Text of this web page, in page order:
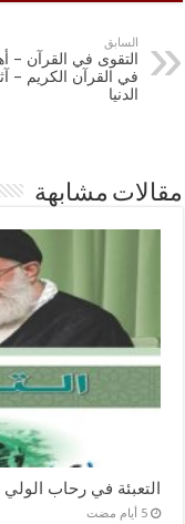
السابق
التقوى في القرآن –
في القرآن الكريم –
الدنيا
مقالات مشابهة
التعبئة في رحاب الولي
‏5 أيام مضت